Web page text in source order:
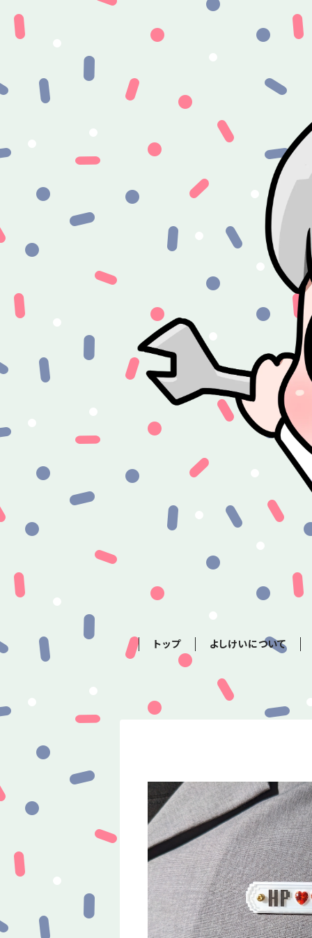
トップ よしけいについて